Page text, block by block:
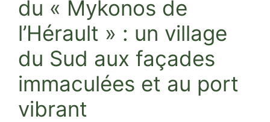
du « Mykonos de
l’Hérault » : un village
du Sud aux façades
immaculées et au port
vibrant